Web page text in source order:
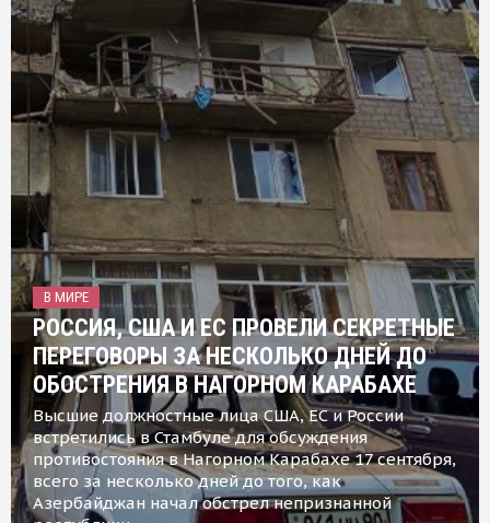
В МИРЕ
РОССИЯ, США И ЕС ПРОВЕЛИ СЕКРЕТНЫЕ
ПЕРЕГОВОРЫ ЗА НЕСКОЛЬКО ДНЕЙ ДО
ОБОСТРЕНИЯ В НАГОРНОМ КАРАБАХЕ
Высшие должностные лица США, ЕС и России
встретились в Стамбуле для обсуждения
противостояния в Нагорном Карабахе 17 сентября,
всего за несколько дней до того, как
Азербайджан начал обстрел непризнанной